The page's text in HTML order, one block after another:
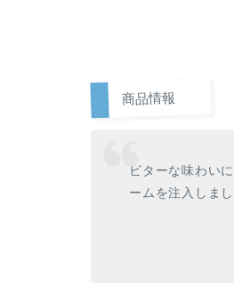
商品情報
ビターな味わい
ームを注入しま